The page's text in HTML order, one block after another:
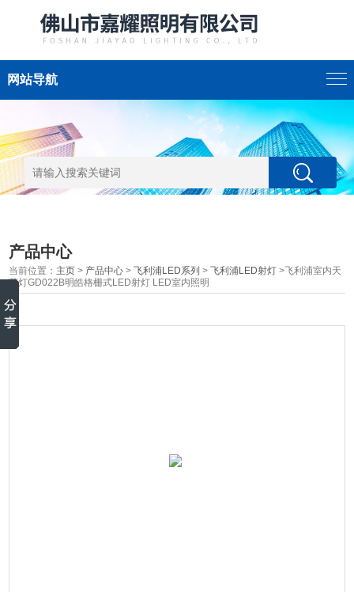
网站导航
产品中心
当前位置： 主页 > 产品中心 >飞利浦LED系列 >飞利浦LED射灯 >飞利浦室内天
花灯GD022B明皓格栅式LED射灯 LED室内照明